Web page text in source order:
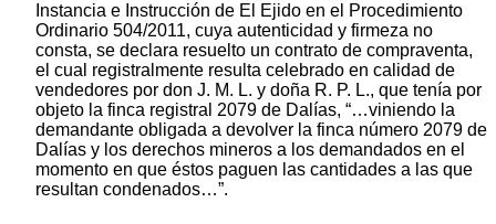
Instancia e Instrucción de El Ejido en el Procedimiento
Ordinario 504/2011, cuya autenticidad y firmeza no
consta, se declara resuelto un contrato de compraventa,
el cual registralmente resulta celebrado en calidad de
vendedores por don J. M. L. y doña R. P. L., que tenía por
objeto la finca registral 2079 de Dalías, “…viniendo la
demandante obligada a devolver la finca número 2079 de
Dalías y los derechos mineros a los demandados en el
momento en que éstos paguen las cantidades a las que
resultan condenados…”.